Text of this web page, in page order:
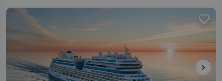
favorite
chevron_right